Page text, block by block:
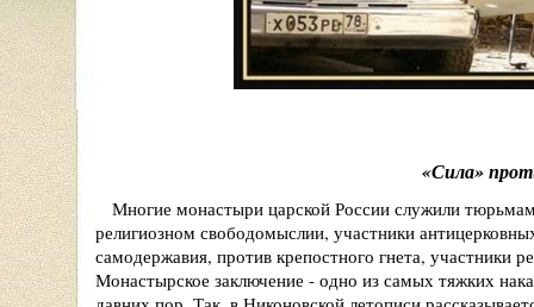
«Сила»
Многие монастыри царской России служили
религиозном свободомыслии, участники
самодержавия, против крепостного гнета, участники
Монастырское заключение - одно из самых тяжких